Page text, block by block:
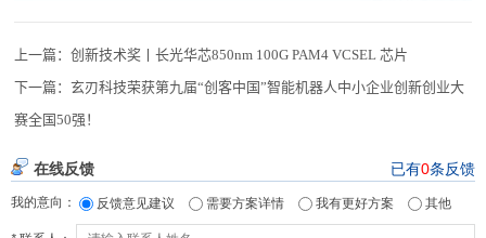
上一篇：创新技术奖丨长光华芯850nm 100G PAM4 VCSEL 芯片
下一篇：玄刃科技荣获第九届“创客中国”智能机器人中小企业创新创业大
赛全国50强！